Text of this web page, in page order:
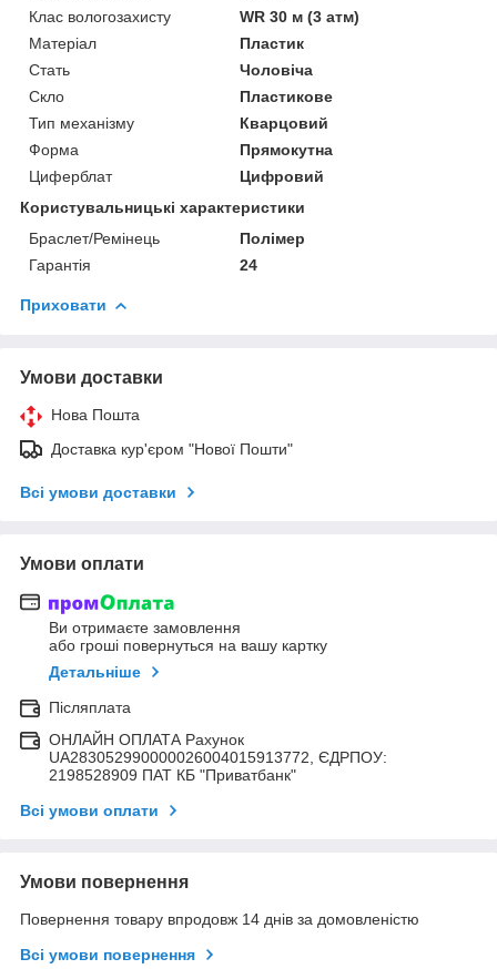
Клас вологозахисту
WR 30 м (3 атм)
Матеріал
Пластик
Стать
Чоловіча
Скло
Пластикове
Тип механізму
Кварцовий
Форма
Прямокутна
Циферблат
Цифровий
Користувальницькі характеристики
Браслет/Ремінець
Полімер
Гарантія
24
Приховати
Умови доставки
Нова Пошта
Доставка кур'єром "Нової Пошти"
Всі умови доставки
Умови оплати
Ви отримаєте замовлення
або гроші повернуться на вашу картку
Детальніше
Післяплата
ОНЛАЙН ОПЛАТА Рахунок
UA283052990000026004015913772, ЄДРПОУ:
2198528909 ПАТ КБ "Приватбанк"
Всі умови оплати
Умови повернення
Повернення товару впродовж 14 днів за домовленістю
Всі умови повернення